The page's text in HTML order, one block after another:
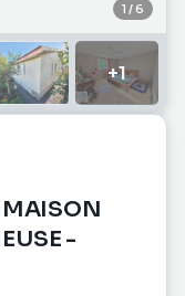
1 /6
+1
-